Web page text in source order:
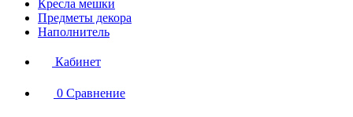
Кресла мешки
Предметы декора
Наполнитель
Кабинет
0 Сравнение